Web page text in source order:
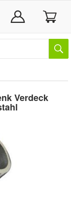
Verdeck